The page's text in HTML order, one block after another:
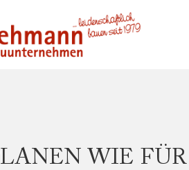
WIE